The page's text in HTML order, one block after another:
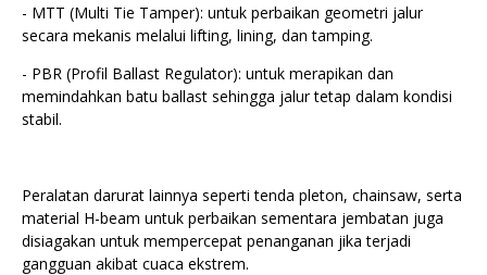
- MTT (Multi Tie Tamper): untuk perbaikan geometri jalur
secara mekanis melalui lifting, lining, dan tamping.
- ⁠PBR (Profil Ballast Regulator): untuk merapikan dan
memindahkan batu ballast sehingga jalur tetap dalam kondisi
stabil.
Peralatan darurat lainnya seperti tenda pleton, chainsaw, serta
material H-beam untuk perbaikan sementara jembatan juga
disiagakan untuk mempercepat penanganan jika terjadi
gangguan akibat cuaca ekstrem.